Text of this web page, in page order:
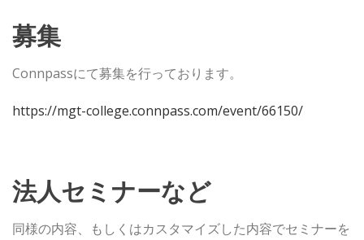
募集
Connpassにて募集を行っております。
https://mgt-college.connpass.com/event/66150/
法人セミナーなど
同様の内容、もしくはカスタマイズした内容でセミナーを